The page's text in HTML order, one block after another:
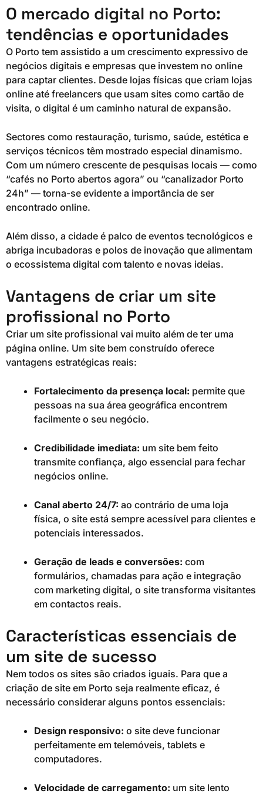
O mercado digital no Porto:
tendências e oportunidades
O Porto tem assistido a um crescimento expressivo de
negócios digitais e empresas que investem no online
para captar clientes. Desde lojas físicas que criam lojas
online até freelancers que usam sites como cartão de
visita, o digital é um caminho natural de expansão.
Sectores como restauração, turismo, saúde, estética e
serviços técnicos têm mostrado especial dinamismo.
Com um número crescente de pesquisas locais — como
“cafés no Porto abertos agora” ou “canalizador Porto
24h” — torna-se evidente a importância de ser
encontrado online.
Além disso, a cidade é palco de eventos tecnológicos e
abriga incubadoras e polos de inovação que alimentam
o ecossistema digital com talento e novas ideias.
Vantagens de criar um site
profissional no Porto
Criar um site profissional vai muito além de ter uma
página online. Um site bem construído oferece
vantagens estratégicas reais:
Fortalecimento da presença local: permite que
pessoas na sua área geográfica encontrem
facilmente o seu negócio.
Credibilidade imediata: um site bem feito
transmite confiança, algo essencial para fechar
negócios online.
Canal aberto 24/7: ao contrário de uma loja
física, o site está sempre acessível para clientes e
potenciais interessados.
Geração de leads e conversões: com
formulários, chamadas para ação e integração
com marketing digital, o site transforma visitantes
em contactos reais.
Características essenciais de
um site de sucesso
Nem todos os sites são criados iguais. Para que a
criação de site em Porto seja realmente eficaz, é
necessário considerar alguns pontos essenciais:
Design responsivo: o site deve funcionar
perfeitamente em telemóveis, tablets e
computadores.
Velocidade de carregamento: um site lento